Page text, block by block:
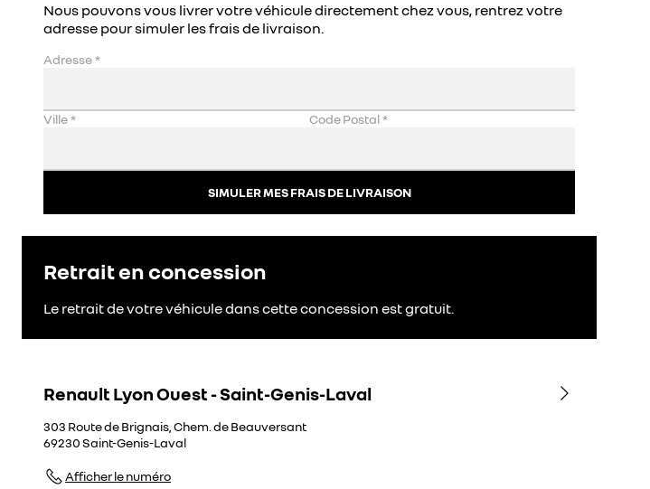
Nous pouvons vous livrer votre véhicule directement chez vous, rentrez votre
adresse pour simuler les frais de livraison.
Adresse*
Ville* Code Postal*
SIMULER MES FRAIS DE LIVRAISON
Retrait en concession
Le retrait de votre véhicule dans cette concession est gratuit.
Renault Lyon Ouest - Saint-Genis-Laval
303 Route de Brignais, Chem. de Beauversant
69230Saint-Genis-Laval
Afficher le numéro